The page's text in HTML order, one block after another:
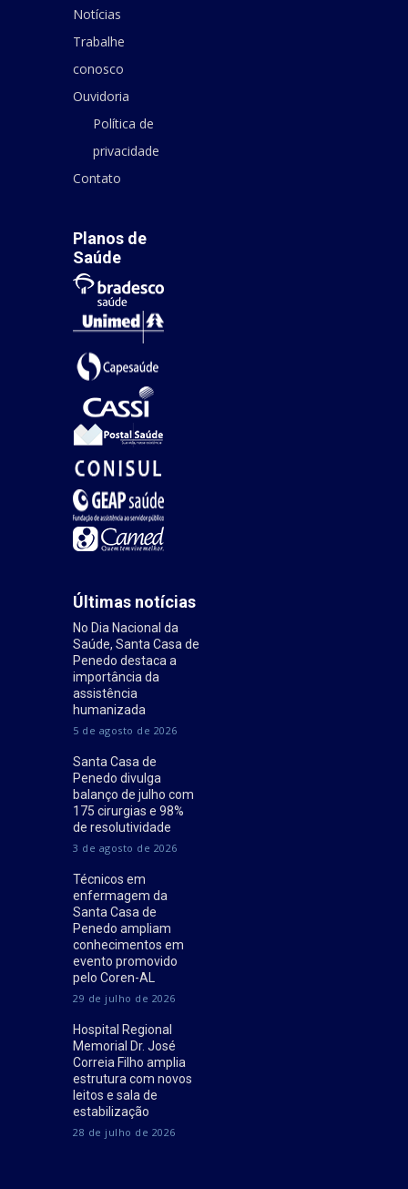
Notícias
Trabalhe
conosco
Ouvidoria
Política de
privacidade
Contato
Planos de
Saúde
Últimas notícias
No Dia Nacional da
Saúde, Santa Casa de
Penedo destaca a
importância da
assistência
humanizada
5 de agosto de 2026
Santa Casa de
Penedo divulga
balanço de julho com
175 cirurgias e 98%
de resolutividade
3 de agosto de 2026
Técnicos em
enfermagem da
Santa Casa de
Penedo ampliam
conhecimentos em
evento promovido
pelo Coren-AL
29 de julho de 2026
Hospital Regional
Memorial Dr. José
Correia Filho amplia
estrutura com novos
leitos e sala de
estabilização
28 de julho de 2026